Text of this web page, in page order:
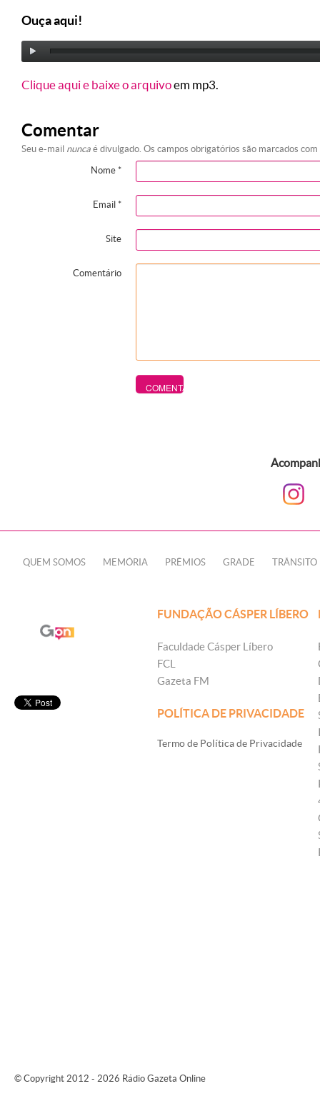
Ouça aqui!
Clique aqui e baixe o arquivoem mp3.
Comentar
Seu e-mail nunca é divulgado. Os campos obrigatórios são marcados com
Nome *
Email *
Site
Comentário
QUEM SOMOS MEMÓRIA PRÊMIOS GRADE TRÂNSITO
FUNDAÇÃO CÁSPER LÍBERO
Faculdade Cásper Líbero
FCL
Gazeta FM
POLÍTICA DE PRIVACIDADE
Termo de Política de Privacidade
© Copyright 2012 - 2026 Rádio Gazeta Online